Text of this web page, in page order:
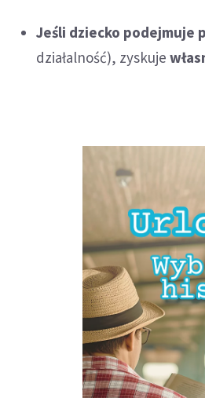
Jeśli dziecko podejmuje
działalność), zyskuje